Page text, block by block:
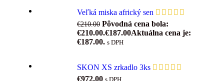
Veľká miska africký sen
€210.00 Pôvodná cena bola:
€210.00.€187.00Aktuálna cena je:
€187.00. s DPH
SKON XS zrkadlo 3ks
€972.00 s DPH